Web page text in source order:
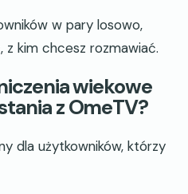
w pary losowo,
kim chcesz rozmawiać.
wiekowe
z OmeTV?
dla użytkowników, którzy